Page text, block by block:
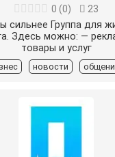
0 (0)
23
сильнее Группа для
Здесь можно: —
товары и услуг
новости